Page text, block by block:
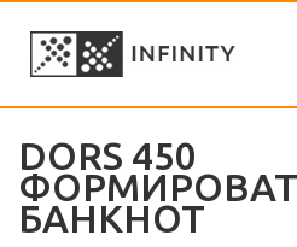
DORS 450
БАНКНОТ